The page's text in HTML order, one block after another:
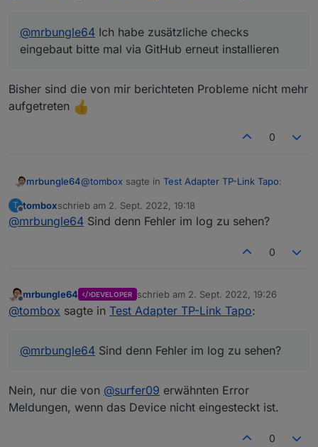
@mrbungle64 Ich habe zusätzliche checks
eingebaut bitte mal via GitHub erneut installieren
Bisher sind die von mir berichteten Probleme nicht mehr
aufgetreten
0
mrbungle64@tombox sagte in Test Adapter TP-Link Tapo:
@mrbungle64Ich habe zusätzliche checks
T
Offline
tomboxschrieb am 2. Sept. 2022, 19:18
zuletzt editiert von
@mrbungle64 Sind denn Fehler im log zu sehen?
0
Offline
mrbungle64 DEVELOPER schrieb am 2. Sept. 2022, 19:26
zuletzt editiert von
@tombox sagte in Test Adapter TP-Link Tapo:
@mrbungle64 Sind denn Fehler im log zu sehen?
Nein, nur die von @surfer09 erwähnten Error
Meldungen, wenn das Device nicht eingesteckt ist.
0